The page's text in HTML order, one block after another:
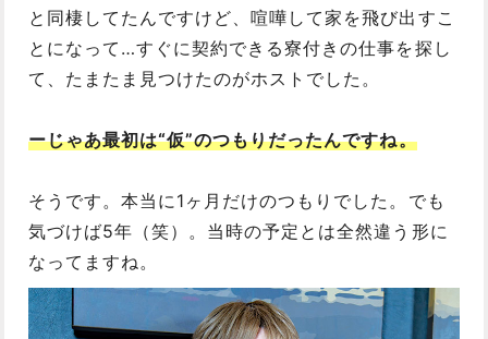
と同棲してたんですけど、喧嘩して家を飛び出すこ
とになって…すぐに契約できる寮付きの仕事を探し
て、たまたま見つけたのがホストでした。
ーじゃあ最初は“仮”のつもりだったんですね。
そうです。本当に1ヶ月だけのつもりでした。でも
気づけば5年（笑）。当時の予定とは全然違う形に
なってますね。